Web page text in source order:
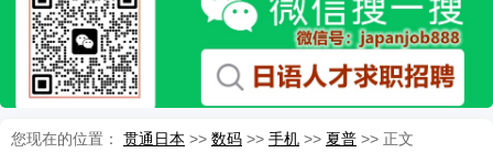
您现在的位置： 贯通日本 >> 数码 >> 手机 >> 夏普 >> 正文